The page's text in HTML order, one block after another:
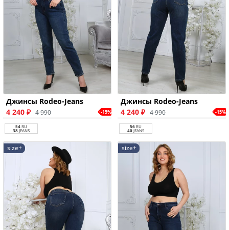
Джинсы Rodeo-Jeans
4 240 ₽ 4 990 -15%
54RU
38JEANS
Джинсы Rodeo-Jeans
4 240 ₽ 4 990 -15%
56RU
40JEANS
size+ size+